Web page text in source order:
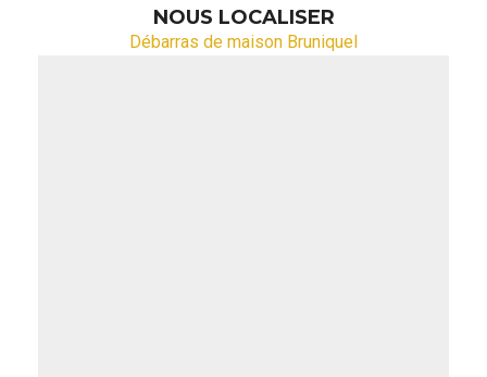
NOUS LOCALISER
Débarras de maison Bruniquel